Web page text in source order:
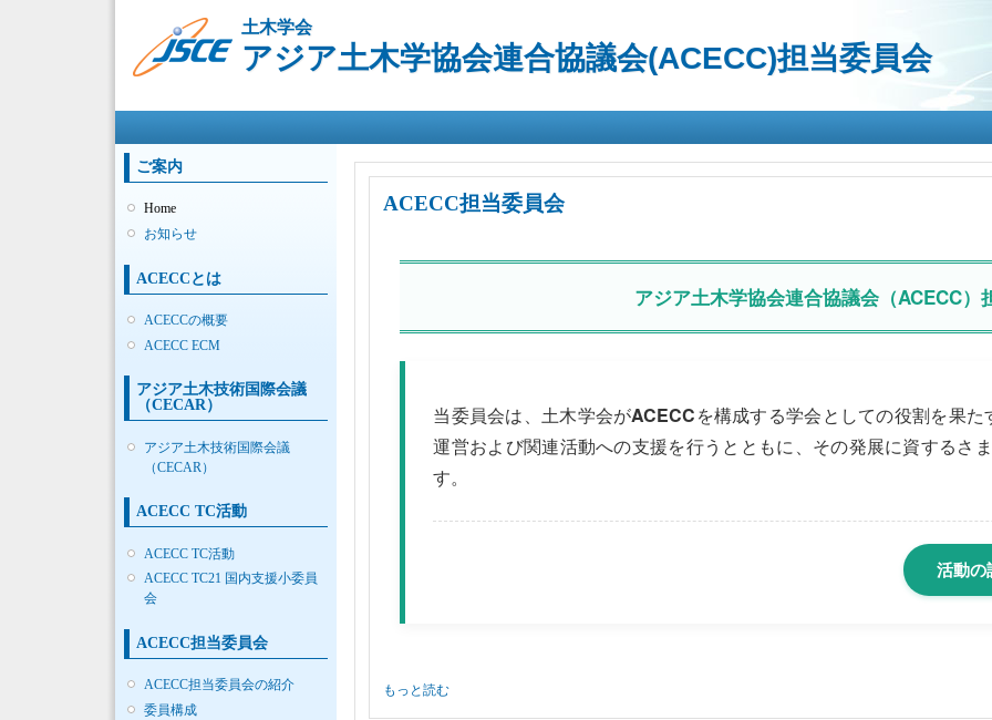
ン
ツ
に
土木学会
アジア土木学協会連合協議会(ACECC)担当委員会
ご案内
Home
お知らせ
ACECCとは
ACECCの概要
ACECC ECM
アジア土木技術国際会議
（CECAR）
アジア土木技術国際会議
（CECAR）
ACECC TC活動
ACECC TC活動
ACECC TC21 国内支援小委員
会
ACECC担当委員会
ACECC担当委員会の紹介
委員構成
ACECC担当委員会
アジア土木学協会連合協議会（ACECC）
当委員会は、土木学会がACECCを構成する学会としての役割を果
運営および関連活動への支援を行うとともに、その発展に資するさ
す。
活動
ACECC担当委員会 について
もっと読む